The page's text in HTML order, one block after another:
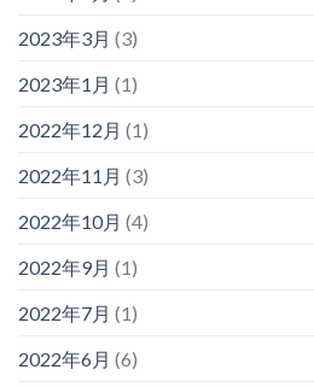
2023年3月 (3)
2023年1月 (1)
2022年12月 (1)
2022年11月 (3)
2022年10月 (4)
2022年9月 (1)
2022年7月 (1)
2022年6月 (6)